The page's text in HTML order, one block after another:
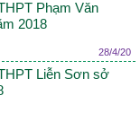
Phạm Văn
2018
28/4/20
Liễn Sơn sở